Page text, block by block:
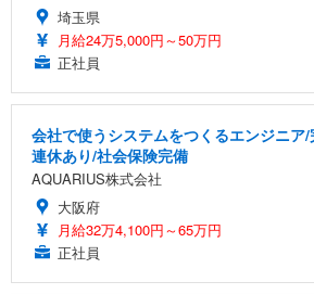
埼玉県
月給24万5,000円～50万円
正社員
会社で使うシステムをつくるエンジニア
連休あり/社会保険完備
AQUARIUS株式会社
大阪府
月給32万4,100円～65万円
正社員